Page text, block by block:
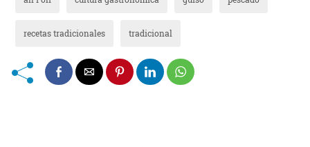
recetas tradicionales tradicional